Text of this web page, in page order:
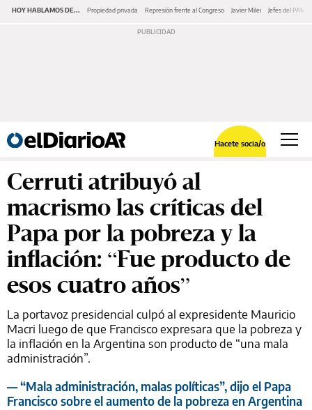
HOY HABLAMOS DE... Propiedad privada Represión frente al Congreso Javier Milei Jefes del PAMI
Hacete socia/o
Cerruti atribuyó al
macrismo las críticas del
Papa por la pobreza y la
inflación: “Fue producto de
esos cuatro años”
La portavoz presidencial culpó al expresidente Mauricio
Macri luego de que Francisco expresara que la pobreza y
la inflación en la Argentina son producto de “una mala
administración”.
— “Mala administración, malas políticas”, dijo el Papa
Francisco sobre el aumento de la pobreza en Argentina